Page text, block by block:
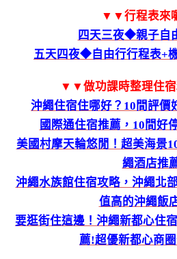
▼▼行程表來
四天三夜◆親子自
五天四夜◆自由行行程表+
▼▼做功課時整理住
沖繩住宿住哪好？10間評價
國際通住宿推薦，10間好
美國村摩天輪悠閒！超美海景
繩酒店推
沖繩水族館住宿攻略，沖繩北
值高的沖繩飯
要逛街住這邊！沖繩新都心住
薦!超優新都心商